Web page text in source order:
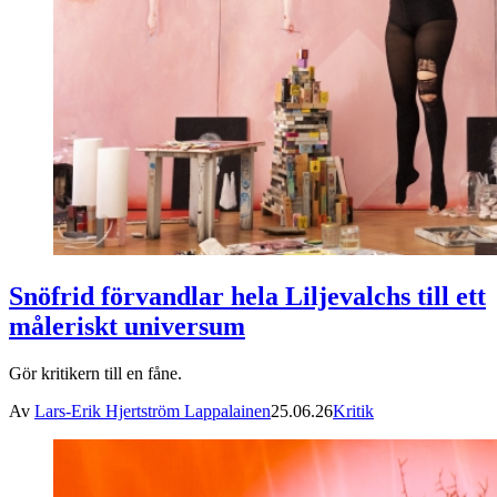
Snöfrid förvandlar hela Liljevalchs till ett
måleriskt universum
Gör kritikern till en fåne.
Av Lars-Erik Hjertström Lappalainen25.06.26Kritik